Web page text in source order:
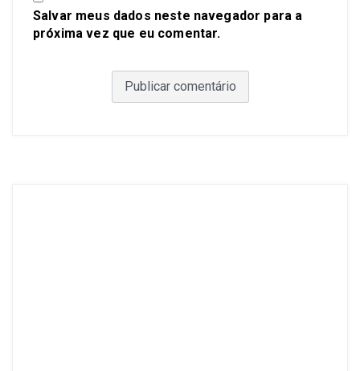
Salvar meus dados neste navegador para a
próxima vez que eu comentar.